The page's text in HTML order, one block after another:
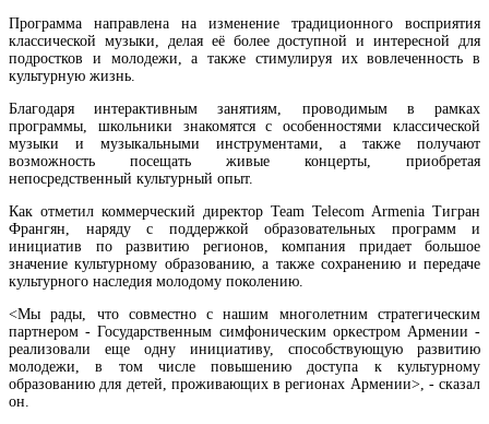
Самвел Карапетян назвал "успехом" армянской власти снижение товарооборота с
на 2/3 по отношению к прошлому году
Программа направлена на изменение традиционного восприятия
классической музыки, делая её более доступной и интересной для
подростков и молодежи, а также стимулируя их вовлеченность в
культурную жизнь.
Благодаря интерактивным занятиям, проводимым в рамках
программы, школьники знакомятся с особенностями классической
музыки и музыкальными инструментами, а также получают
возможность посещать живые концерты, приобретая
непосредственный культурный опыт.
Как отметил коммерческий директор Team Telecom Armenia Тигран
Франгян, наряду с поддержкой образовательных программ и
инициатив по развитию регионов, компания придает большое
значение культурному образованию, а также сохранению и передаче
культурного наследия молодому поколению.
<Мы рады, что совместно с нашим многолетним стратегическим
партнером - Государственным симфоническим оркестром Армении -
реализовали еще одну инициативу, способствующую развитию
молодежи, в том числе повышению доступа к культурному
образованию для детей, проживающих в регионах Армении>, - сказал
он.